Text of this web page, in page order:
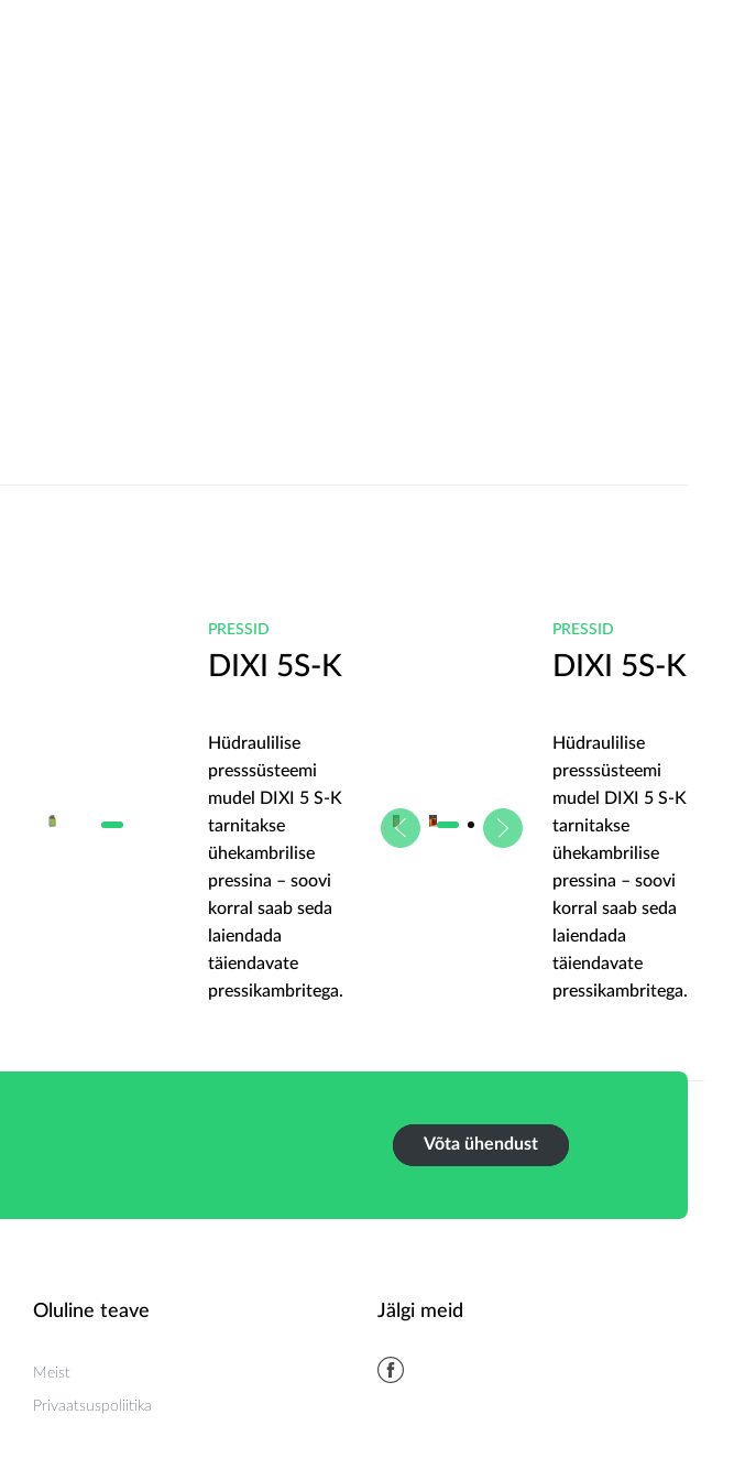
PRESSID
DIXI 5S-K
Hüdraulilise
presssüsteemi
mudel DIXI 5 S-K
tarnitakse
ühekambrilise
pressina – soovi
korral saab seda
laiendada
täiendavate
pressikambritega.
PRESSID
DIXI 5S-K
Hüdraulilise
presssüsteemi
mudel DIXI 5 S-K
tarnitakse
ühekambrilise
pressina – soovi
korral saab seda
laiendada
täiendavate
pressikambritega.
Võta ühendust
Oluline teave
Meist
Privaatsuspoliitika
Jälgi meid